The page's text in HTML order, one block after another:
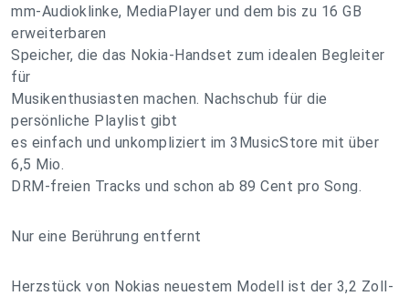
mm-Audioklinke, MediaPlayer und dem bis zu 16 GB
erweiterbaren
Speicher, die das Nokia-Handset zum idealen Begleiter
für
Musikenthusiasten machen. Nachschub für die
persönliche Playlist gibt
es einfach und unkompliziert im 3MusicStore mit über
6,5 Mio.
DRM-freien Tracks und schon ab 89 Cent pro Song.
Nur eine Berührung entfernt
Herzstück von Nokias neuestem Modell ist der 3,2 Zoll-